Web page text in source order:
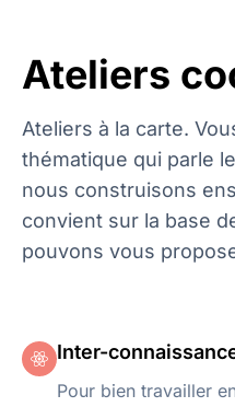
Ateliers
Ateliers à la carte.
thématique qui parle
nous construisons
convient sur la base
pouvons vous
Inter-
Pour bien travailler